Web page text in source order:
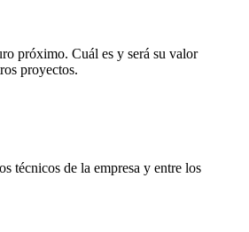
próximo. Cuál es y será su valor
proyectos.
técnicos de la empresa y entre los